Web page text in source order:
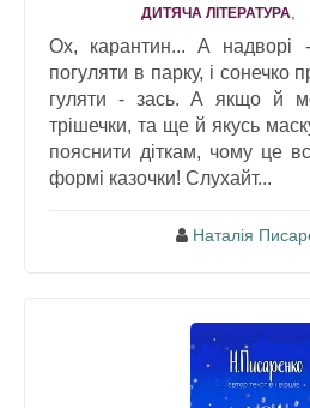
ДИТЯЧА ЛІТЕРАТУРА,
Ох, карантин... А надворі
погуляти в парку, і сонечко
гуляти - зась. А якщо й
трішечки, та ще й якусь
пояснити діткам, чому це
формі казочки! Слухайт...
Наталія